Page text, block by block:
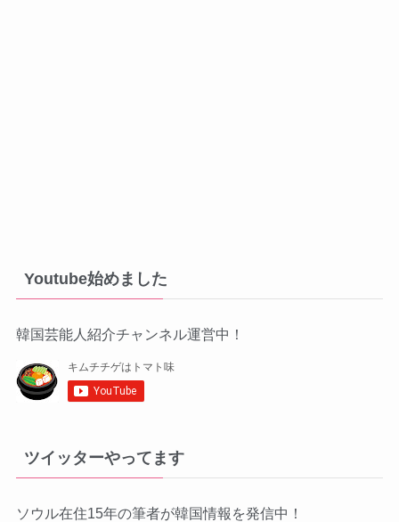
Youtube始めました
韓国芸能人紹介チャンネル運営中！
ツイッターやってます
ソウル在住15年の筆者が韓国情報を発信中！